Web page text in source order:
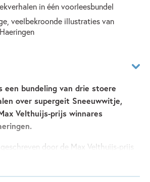
in één voorleesbundel
veelbekroonde illustraties van
een bundeling van drie stoere
over supergeit Sneeuwwitje,
Velthuijs-prijs winnares
geschreven door de Max Velthuijs-prijs
Haeringen, worden drie